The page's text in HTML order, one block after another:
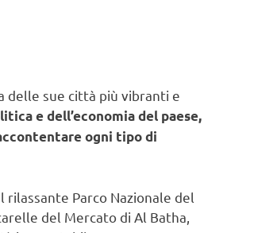
delle sue città più vibranti e
e dell’economia del paese,
ogni tipo di
rilassante Parco Nazionale del
del Mercato di Al Batha,